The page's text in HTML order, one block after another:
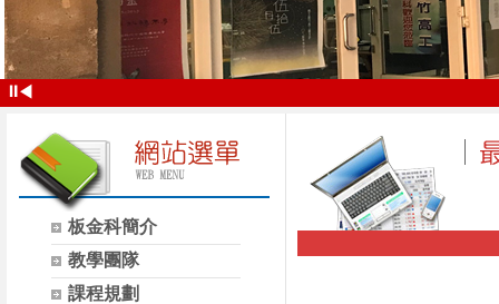
⏸◀
板金科簡介
教學團隊
課程規劃